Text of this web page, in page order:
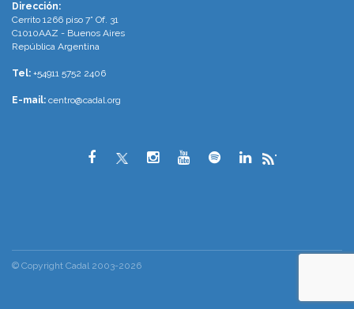
Dirección:
Cerrito 1266 piso 7° Of. 31
C1010AAZ - Buenos Aires
República Argentina
Tel: +54911 5752 2406
E-mail: centro@cadal.org
"
© Copyright Cadal 2003-2026